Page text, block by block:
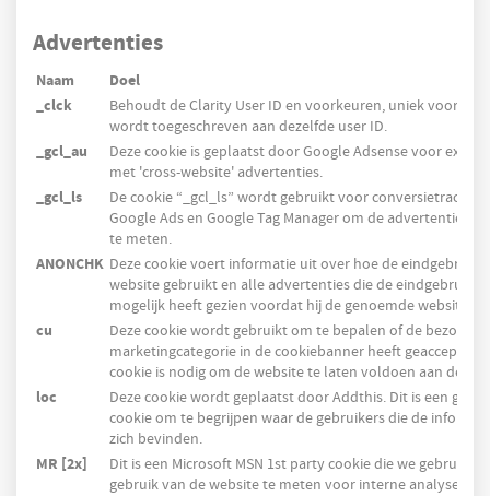
Advertenties
Naam
Doel
_clck
Behoudt de Clarity User ID en voorkeuren, uniek voor die
wordt toegeschreven aan dezelfde user ID.
_gcl_au
Deze cookie is geplaatst door Google Adsense voor
met 'cross-website' advertenties.
_gcl_ls
De cookie “_gcl_ls” wordt gebruikt voor conversietracking
Google Ads en Google Tag Manager om de
te meten.
ANONCHK Deze cookie voert informatie uit over hoe de
website gebruikt en alle advertenties die de eindgebruiker
mogelijk heeft gezien voordat hij de genoemde website
cu
Deze cookie wordt gebruikt om te bepalen of de bezoeker
marketingcategorie in de cookiebanner heeft
cookie is nodig om de website te laten voldoen aan de
loc
Deze cookie wordt geplaatst door Addthis. Dit is een
cookie om te begrijpen waar de gebruikers die de
zich bevinden.
MR [2x]
Dit is een Microsoft MSN 1st party cookie die we
gebruik van de website te meten voor interne analyses.